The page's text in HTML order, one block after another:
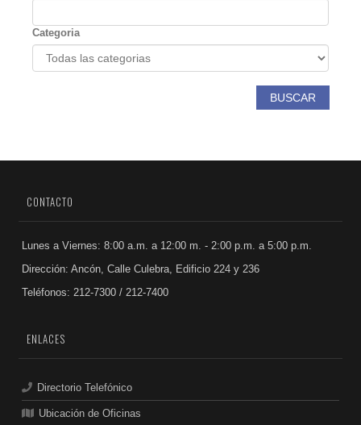
Categoria
BUSCAR
CONTACTO
Lunes a Viernes: 8:00 a.m. a 12:00 m. - 2:00 p.m. a 5:00 p.m.
Dirección: Ancón, Calle Culebra, Edificio 224 y 236
Teléfonos: 212-7300 / 212-7400
ENLACES
Directorio Telefónico
Ubicación de Oficinas